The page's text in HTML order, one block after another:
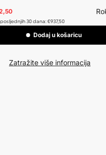
30 dana: €937,50
Dodaj u košaricu
Zatražite više informacija